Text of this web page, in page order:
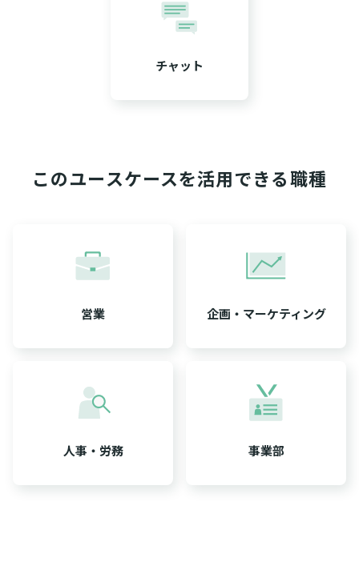
チャット
このユースケースを活用できる職種
営業 企画・マーケティング
人事・労務 事業部